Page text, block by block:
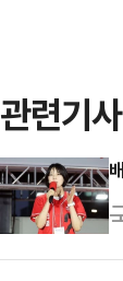
관련기사